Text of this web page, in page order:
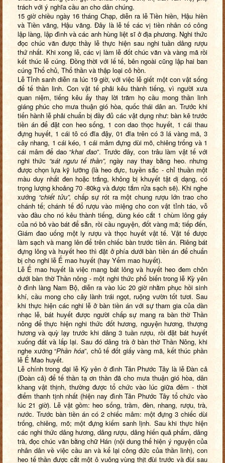
trách với ý nghĩa cầu an cho dân chúng.
15 giờ chiều ngày 16 tháng Chạp, diễn ra lễ Tiền hiền, Hậu hiền
và Tiền vãng, Hậu vãng. Đây là lễ tế các vị tiền nhân có công
lập làng, lập đình và các anh hùng liệt sĩ ở địa phương. Nghi thức
đọc chúc văn được thầy lễ thực hiện sau nghi tuần dâng rượu
thứ nhất. Khi xong lễ, các vị làm lễ đốt chúc văn và vàng mã rồi
kết thúc lễ cúng. Đồng thời với lế tế, bên ngoài cũng lập hai ban
cúng Thổ chủ, Thổ thần và thập loại cô hồn.
Lễ Tỉnh sanh diễn ra lúc 19 giờ, với việc lễ giết một con vật sống
để tế thần linh. Con vật tế phải kêu thành tiếng, vì người xưa
quan niệm, tiếng kêu ấy thay lời trăm họ cầu mong thần linh
giáng phúc cho mưa thuận gió hòa, quốc thái dân an. Trước khi
tiến hành lễ phải chuẩn bị đầy đủ các vật dụng như: bàn kê trước
tiền án để đặt con heo sống, 1 con dao thọc huyết, 1 cái thau
đựng huyết, 1 cái tô có đĩa đậy, 01 đĩa trên có 3 lá vàng mã, 3
cây nhang, 1 cái kéo, 1 cái mâm đựng dùi mõ, chiêng trống và 1
cái mâm để dao “khai đao”. Trước đây, con trâu làm vật tế với
nghi thức “sát ngưu tế thần”,ngày nay thay bằng heo. nhưng
được chọn lựa kỹ lưỡng (là heo đực, tuyền sắc - chỉ thuần một
màu duy nhất đen hoặc trắng, không bị khuyết tật dị dạng, có
trọng lượng khoảng 70 -80kg và được tắm rửa sạch sẽ). Khi nghe
xướng “chiết tửu”, chấp sự rót ra một chung rượu lớn trao cho
chánh tế; chánh tế đổ rượu vào miệng cho con vật tỉnh táo, vỗ
vào đầu cho nó kêu thành tiếng, dùng kéo cắt 1 chùm lông gáy
của nó bỏ vào bát để sẵn, rồi cầu nguyện, đốt vàng mã; tiếp đến,
Giám đao uống một ly rượu và thọc huyết vật tế. Vật tế được
làm sạch và mang lên để trên chiếc bàn trước tiền án. Riêng bát
đựng lông và huyết heo thì đặt ở phía dưới bàn tiền án để chuẩn
bị cho nghi lễ Ế mao huyết (hay Yểm mao huyết).
Lễ Ế mao huyết là việc mang bát lông và huyết heo đem chôn
dưới bàn thờ Thần nông - một nghi thức phổ biến trong lễ Kỳ yên
ở đình làng Nam Bộ, diễn ra vào lúc 20 giờ nhằm phục hồi sinh
khí, cầu mong cho cây lành trái ngọt, ruộng vườn tốt tươi. Sau
khi thực hiện các nghi lễ ở bàn tiền án với sự tham gia của dàn
nhạc lễ, bát huyết được người chấp sự mang ra bàn thờ Thần
nông để thực hiện nghi thức đốt hương, nguyện hương, thượng
hương và quỳ lạy trước khi dâng 3 tuần rượu, rồi đặt bát huyết
xuống đất và lấp lại. Sau đó dâng trà ở bàn thờ Thần Nông, khi
nghe xướng “Phần hóa”, chủ tế đốt giấy vàng mã, kết thúc phần
lễ Ế Mao huyết.
Lễ chính trong đại lễ Kỳ yên ở đình Tân Phước Tây là lễ Đàn cả
(Đoàn cả) để tế thần tạ ơn thần đã cho mưa thuận gió hòa, dân
khang vật thịnh, thường được tổ chức vào lúc giữa đêm - thời
điểm thanh tịnh nhất (hiện nay đình Tân Phước Tây tổ chức vào
lúc 21 giờ). Lễ vật gồm: heo sống, trầm, đèn, nhang, rượu, trà,
nước. Trước bàn tiền án có 2 chiếc mâm: một đựng 3 chiếc dùi
trống, chiêng, mõ; một đựng kiếm sanh lịnh. Sau khi thực hiện
các nghi thức dâng hương, dâng rượu, dâng hiến quả phẩm, dâng
trà, đọc chúc văn bằng chữ Hán (nội dung thể hiện ý nguyện của
nhân dân về việc cầu an và kể lại công đức của thần linh), con
heo tế thần được cắt một ô vuông vùng thịt đùi trước và đùi sau